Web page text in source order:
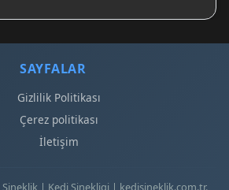
SAYFALAR
Gizlilik Politikası
Çerez politikası
İletişim
| Kedi Sinekligi | kedisineklik.com.tr.